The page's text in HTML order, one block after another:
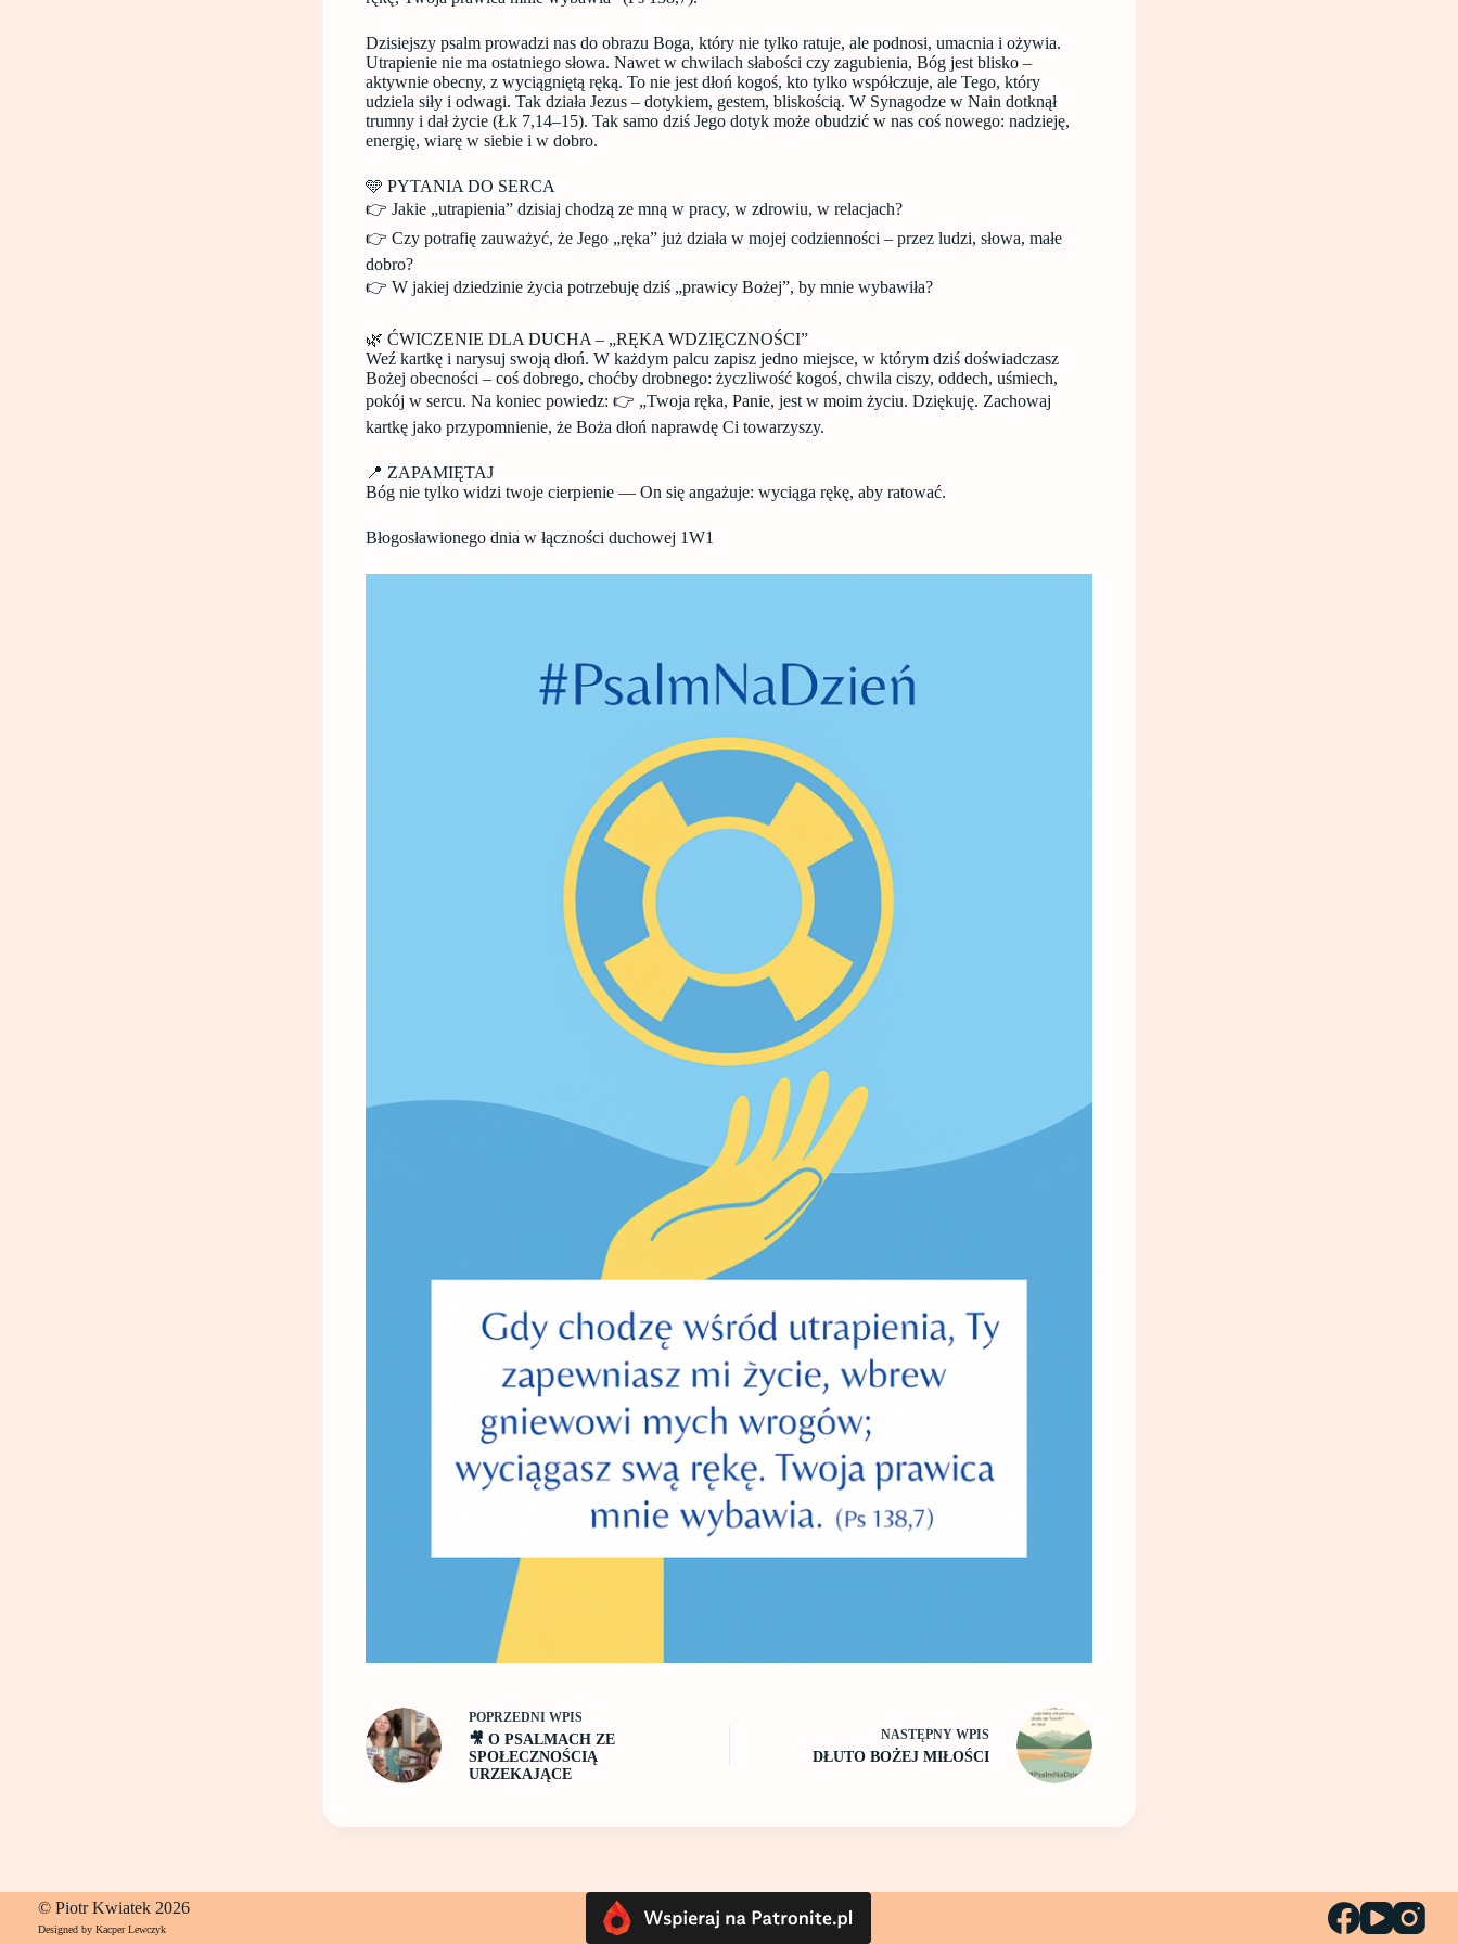
Dzisiejszy psalm prowadzi nas do obrazu Boga, który nie tylko ratuje, ale podnosi, umacnia i ożywia.
Utrapienie nie ma ostatniego słowa. Nawet w chwilach słabości czy zagubienia, Bóg jest blisko –
aktywnie obecny, z wyciągniętą ręką. To nie jest dłoń kogoś, kto tylko współczuje, ale Tego, który
udziela siły i odwagi. Tak działa Jezus – dotykiem, gestem, bliskością. W Synagodze w Nain dotknął
trumny i dał życie (Łk 7,14–15). Tak samo dziś Jego dotyk może obudzić w nas coś nowego: nadzieję,
energię, wiarę w siebie i w dobro.
🩵 PYTANIA DO SERCA
👉 Jakie „utrapienia” dzisiaj chodzą ze mną w pracy, w zdrowiu, w relacjach?
👉 Czy potrafię zauważyć, że Jego „ręka” już działa w mojej codzienności – przez ludzi, słowa, małe
dobro?
👉 W jakiej dziedzinie życia potrzebuję dziś „prawicy Bożej”, by mnie wybawiła?
🌿 ĆWICZENIE DLA DUCHA – „RĘKA WDZIĘCZNOŚCI”
Weź kartkę i narysuj swoją dłoń. W każdym palcu zapisz jedno miejsce, w którym dziś doświadczasz
Bożej obecności – coś dobrego, choćby drobnego: życzliwość kogoś, chwila ciszy, oddech, uśmiech,
pokój w sercu. Na koniec powiedz: 👉 „Twoja ręka, Panie, jest w moim życiu. Dziękuję. Zachowaj
kartkę jako przypomnienie, że Boża dłoń naprawdę Ci towarzyszy.
📍 ZAPAMIĘTAJ
Bóg nie tylko widzi twoje cierpienie — On się angażuje: wyciąga rękę, aby ratować.
Błogosławionego dnia w łączności duchowej 1W1
POPRZEDNI WPIS
🎥 O PSALMACH ZE
SPOŁECZNOŚCIĄ
URZEKAJĄCE
NASTĘPNY WPIS
DŁUTO BOŻEJ MIŁOŚCI
© Piotr Kwiatek 2026
Designed by Kacper Lewczyk